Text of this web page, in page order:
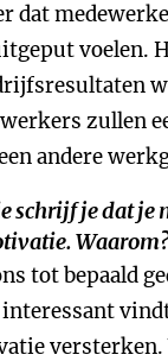
dat
voelen.
zullen
andere
schrijf je dat je
tot bepaald
versterken.